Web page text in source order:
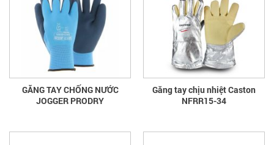
GĂNG TAY CHỐNG NƯỚC
JOGGER PRODRY
Găng tay chịu nhiệt Caston
NFRR15-34